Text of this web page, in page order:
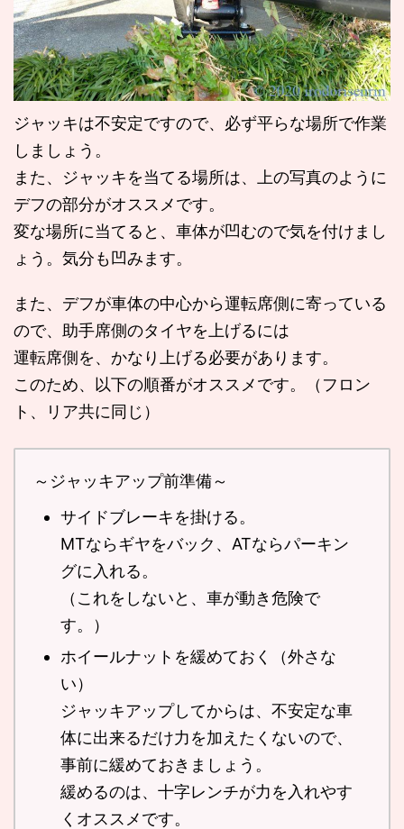
ジャッキは不安定ですので、必ず平らな場所で作業
しましょう。
また、ジャッキを当てる場所は、上の写真のように
デフの部分がオススメです。
変な場所に当てると、車体が凹むので気を付けまし
ょう。気分も凹みます。
また、デフが車体の中心から運転席側に寄っている
ので、助手席側のタイヤを上げるには
運転席側を、かなり上げる必要があります。
このため、以下の順番がオススメです。（フロン
ト、リア共に同じ）
～ジャッキアップ前準備～
サイドブレーキを掛ける。
MTならギヤをバック、ATならパーキン
グに入れる。
（これをしないと、車が動き危険で
す。）
ホイールナットを緩めておく（外さな
い）
ジャッキアップしてからは、不安定な車
体に出来るだけ力を加えたくないので、
事前に緩めておきましょう。
緩めるのは、十字レンチが力を入れやす
くオススメです。